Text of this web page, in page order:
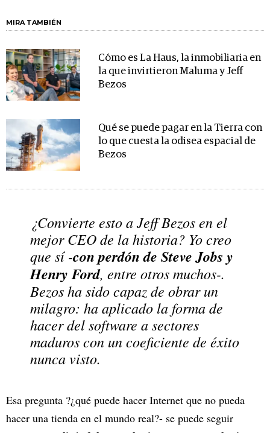
MIRA TAMBIÉN
Cómo es La Haus, la inmobiliaria en
la que invirtieron Maluma y Jeff
Bezos
Qué se puede pagar en la Tierra con
lo que cuesta la odisea espacial de
Bezos
¿Convierte esto a Jeff Bezos en el
mejor CEO de la historia? Yo creo
que sí -con perdón de Steve Jobs y
Henry Ford, entre otros muchos-.
Bezos ha sido capaz de obrar un
milagro: ha aplicado la forma de
hacer del software a sectores
maduros con un coeficiente de éxito
nunca visto.
Esa pregunta ?¿qué puede hacer Internet que no pueda
hacer una tienda en el mundo real?- se puede seguir